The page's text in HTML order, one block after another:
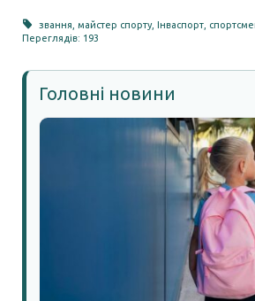
звання ,майстер спорту,Інваспорт
Переглядів: 193
Головні новини